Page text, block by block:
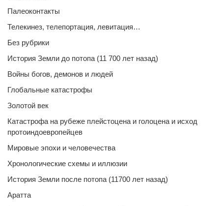
Палеоконтакты
Телекинез, телепортация, левитация…
Без рубрики
История Земли до потопа (11 700 лет назад)
Войны богов, демонов и людей
Глобальные катастрофы
Золотой век
Катастрофа на рубеже плейстоцена и голоцена и исход
протоиндоевропейцев
Мировые эпохи и человечества
Хронологические схемы и иллюзии
История Земли после потопа (11700 лет назад)
Аратта